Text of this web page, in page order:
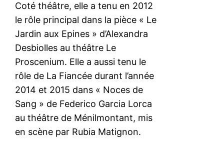
Coté théâtre, elle a tenu en 2012
le rôle principal dans la pièce « Le
Jardin aux Epines » d’Alexandra
Desbiolles au théâtre Le
Proscenium. Elle a aussi tenu le
rôle de La Fiancée durant l’année
2014 et 2015 dans « Noces de
Sang » de Federico Garcia Lorca
au théâtre de Ménilmontant, mis
en scène par Rubia Matignon.